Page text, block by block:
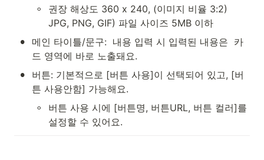
◦
권장 해상도 360 x 240, (이미지 비율 3:2)
JPG, PNG, GIF) 파일 사이즈 5MB 이하
•
메인 타이틀/문구:  내용 입력 시 입력된 내용은  카
드 영역에 바로 노출돼요.
•
버튼: 기본적으로 [버튼 사용]이 선택되어 있고, [버
튼 사용안함] 가능해요.
◦
버튼 사용 시에 [버튼명, 버튼URL, 버튼 컬러]를
설정할 수 있어요.